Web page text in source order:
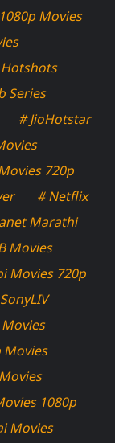
Movies
Series
# JioHotstar
720p
# Netflix
Marathi
Movies
Movies 720p
Movies
1080p
Movies